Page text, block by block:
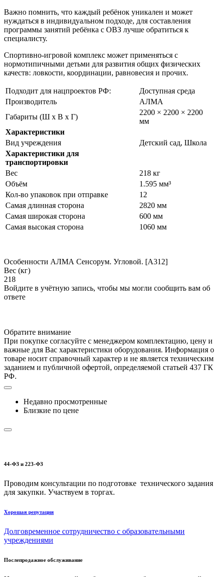
Важно помнить, что каждый ребёнок уникален и может
нуждаться в индивидуальном подходе, для составления
программы занятий ребёнка с ОВЗ лучше обратиться к
специалисту.
Спортивно-игровой комплекс может применяться с
нормотипичными детьми для развития общих физических
качеств: ловкости, координации, равновесия и прочих.
Подходит для нацпроектов РФ:
Доступная среда
Производитель
АЛМА
Габариты (Ш х В х Г)
2200 × 2200 × 2200
мм
Характеристики
Вид учреждения
Детский сад, Школа
Характеристики для
транспортировки
Вес
218 кг
Объём
1.595 мм³
Кол-во упаковок при отправке
12
Самая длинная сторона
2820 мм
Самая широкая сторона
600 мм
Самая высокая сторона
1060 мм
Особенности АЛМА Сенсорум. Угловой. [А312]
Вес (кг)
218
Войдите в учётную запись, чтобы мы могли сообщить вам об
ответе
Обратите внимание
При покупке согласуйте с менеджером комплектацию, цену и
важные для Вас характеристики оборудования. Информация о
товаре носит справочный характер и не является техническим
заданием и публичной офертой, определяемой статьей 437 ГК
РФ.
Недавно просмотренные
Близкие по цене
44-ФЗ и 223-ФЗ
Проводим консультации по подготовке технического задания
для закупки. Участвуем в торгах.
Хорошая репутация
Долговременное сотрудничество с образовательными
учреждениями
Послепродажное обслуживание